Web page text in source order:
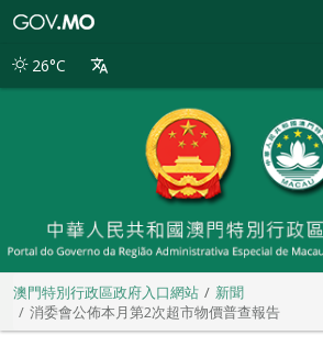
別
26°C
澳門特別行政區政府入口網站
新聞
消委會公佈本月第2次超市物價普查報告